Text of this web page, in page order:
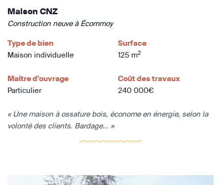
Maison CNZ
Construction neuve à Écommoy
Type de bien
Maison individuelle
Surface
125 m2
Maître d'ouvrage
Particulier
Coût des travaux
240 000€
« Une maison à ossature bois, économe en énergie, selon la
volonté des clients. Bardage... »